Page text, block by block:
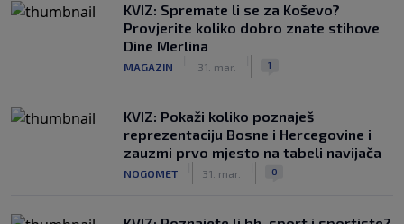
KVIZ: Spremate li se za Koševo?
Provjerite koliko dobro znate stihove
Dine Merlina
MAGAZIN 31. mar. 1
KVIZ: Pokaži koliko poznaješ
reprezentaciju Bosne i Hercegovine i
zauzmi prvo mjesto na tabeli navijača
NOGOMET 31. mar. 0